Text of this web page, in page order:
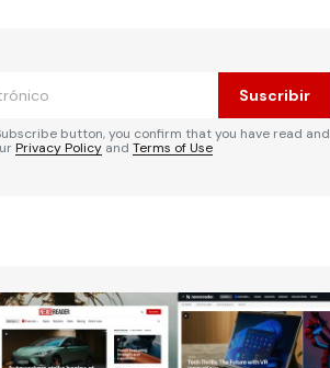
Suscribir
button, you confirm that you have read and
Privacy Policy and Terms of Use